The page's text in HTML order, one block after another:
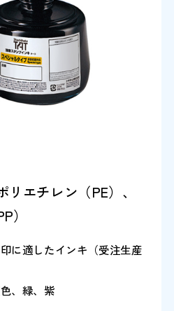
リエチレン（PE）、
）
に適したインキ（受注生産
、緑、紫